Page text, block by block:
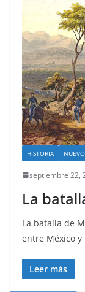
HISTORIA
septiembre 22,
La
La batalla de
entre México y
Leer más